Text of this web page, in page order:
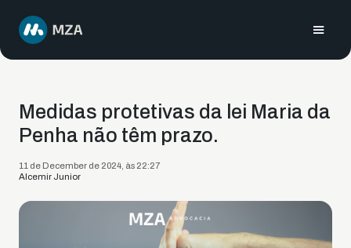
Medidas protetivas da lei Maria da
Penha não têm prazo.
11 de December de 2024, às 22:27
Alcemir Junior